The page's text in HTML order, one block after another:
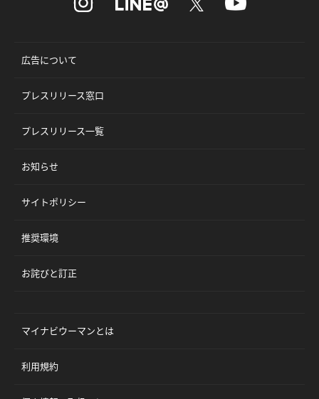
広告について
プレスリリース窓口
プレスリリース一覧
お知らせ
サイトポリシー
推奨環境
お詫びと訂正
マイナビウーマンとは
利用規約